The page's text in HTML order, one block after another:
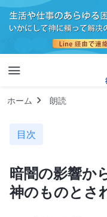
ホーム 朗読
目次
暗闇の影響か
神のものとさ